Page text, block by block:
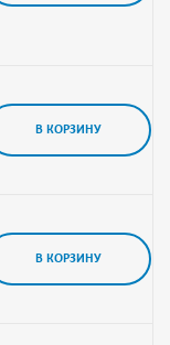
В КОРЗИНУ
В КОРЗИНУ